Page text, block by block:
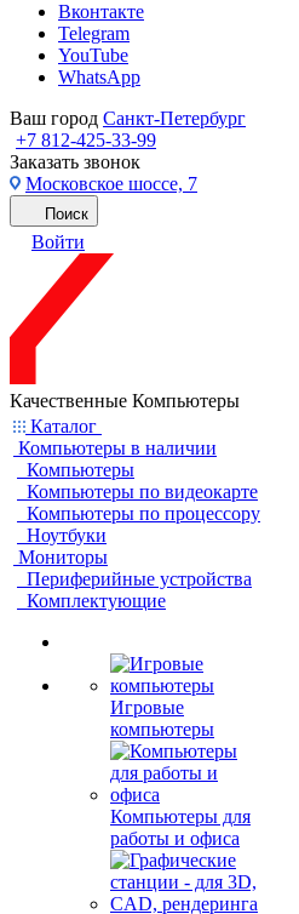
Вконтакте
Telegram
YouTube
WhatsApp
Ваш город Санкт-Петербург
+7 812-425-33-99
Заказать звонок
Московское шоссе, 7
Поиск
Войти
Качественные Компьютеры
Каталог
Компьютеры в наличии
Компьютеры
Компьютеры по видеокарте
Компьютеры по процессору
Ноутбуки
Мониторы
Периферийные устройства
Комплектующие
Игровые
компьютеры
Компьютеры для
работы и офиса